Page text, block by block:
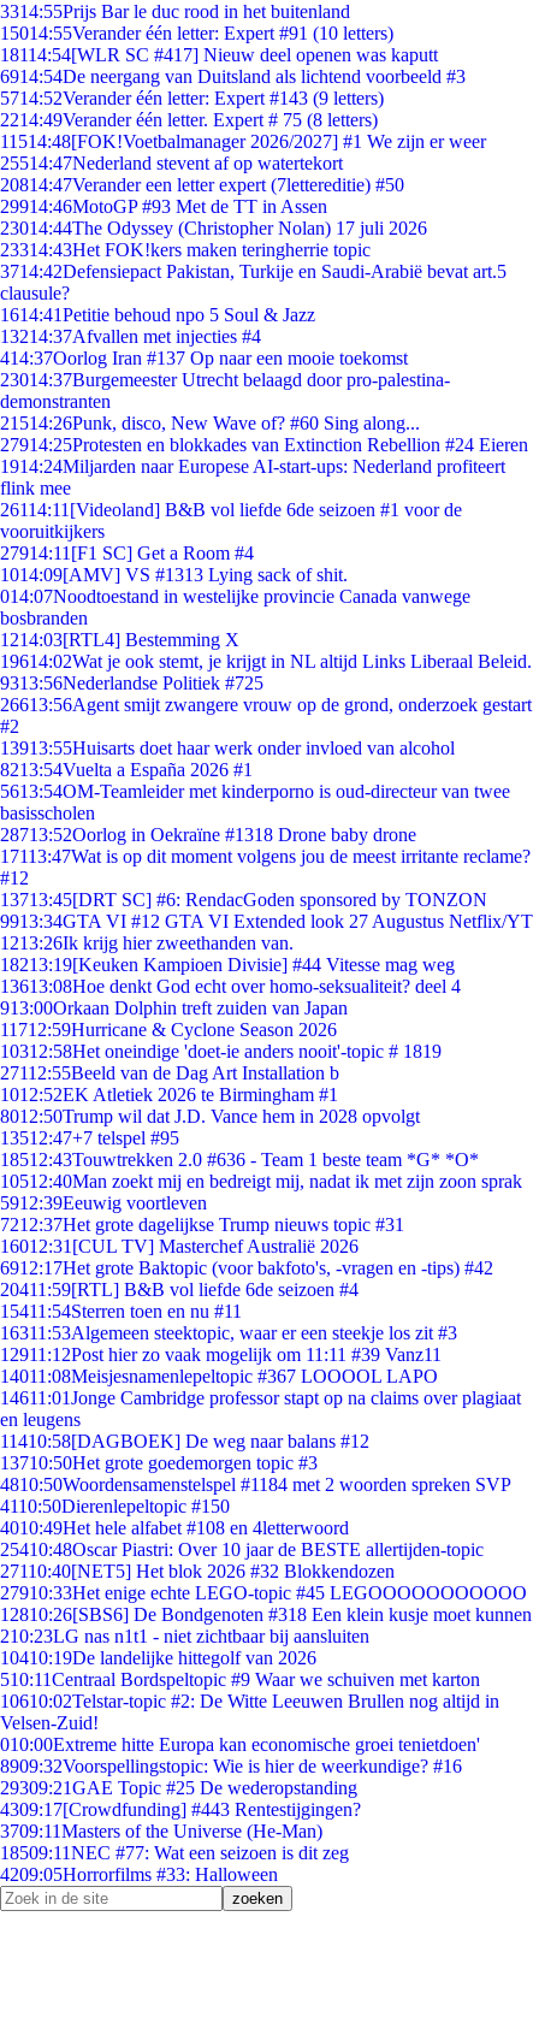
3314:55Prijs Bar le duc rood in het buitenland
15014:55Verander één letter: Expert #91 (10 letters)
18114:54[WLR SC #417] Nieuw deel openen was kaputt
6914:54De neergang van Duitsland als lichtend voorbeeld #3
5714:52Verander één letter: Expert #143 (9 letters)
2214:49Verander één letter. Expert # 75 (8 letters)
11514:48[FOK!Voetbalmanager 2026/2027] #1 We zijn er weer
25514:47Nederland stevent af op watertekort
20814:47Verander een letter expert (7lettereditie) #50
29914:46MotoGP #93 Met de TT in Assen
23014:44The Odyssey (Christopher Nolan) 17 juli 2026
23314:43Het FOK!kers maken teringherrie topic
3714:42Defensiepact Pakistan, Turkije en Saudi-Arabië bevat art.5
clausule?
1614:41Petitie behoud npo 5 Soul & Jazz
13214:37Afvallen met injecties #4
414:37Oorlog Iran #137 Op naar een mooie toekomst
23014:37Burgemeester Utrecht belaagd door pro-palestina-
demonstranten
21514:26Punk, disco, New Wave of? #60 Sing along...
27914:25Protesten en blokkades van Extinction Rebellion #24 Eieren
1914:24Miljarden naar Europese AI-start-ups: Nederland profiteert
flink mee
26114:11 [Videoland] B&B vol liefde 6de seizoen #1 voor de
vooruitkijkers
27914:11 [F1 SC] Get a Room #4
1014:09[AMV] VS #1313 Lying sack of shit.
014:07Noodtoestand in westelijke provincie Canada vanwege
bosbranden
1214:03[RTL4] Bestemming X
19614:02Wat je ook stemt, je krijgt in NL altijd Links Liberaal Beleid.
9313:56Nederlandse Politiek #725
26613:56Agent smijt zwangere vrouw op de grond, onderzoek gestart
#2
13913:55Huisarts doet haar werk onder invloed van alcohol
8213:54Vuelta a España 2026 #1
5613:54OM-Teamleider met kinderporno is oud-directeur van twee
basisscholen
28713:52Oorlog in Oekraïne #1318 Drone baby drone
17113:47Wat is op dit moment volgens jou de meest irritante reclame?
#12
13713:45[DRT SC] #6: RendacGoden sponsored by TONZON
9913:34GTA VI #12 GTA VI Extended look 27 Augustus Netflix/YT
1213:26Ik krijg hier zweethanden van.
18213:19[Keuken Kampioen Divisie] #44 Vitesse mag weg
13613:08Hoe denkt God echt over homo-seksualiteit? deel 4
913:00Orkaan Dolphin treft zuiden van Japan
11712:59Hurricane & Cyclone Season 2026
10312:58Het oneindige 'doet-ie anders nooit'-topic # 1819
27112:55Beeld van de Dag Art Installation b
1012:52EK Atletiek 2026 te Birmingham #1
8012:50Trump wil dat J.D. Vance hem in 2028 opvolgt
13512:47+7 telspel #95
18512:43Touwtrekken 2.0 #636 - Team 1 beste team *G* *O*
10512:40Man zoekt mij en bedreigt mij, nadat ik met zijn zoon sprak
5912:39Eeuwig voortleven
7212:37Het grote dagelijkse Trump nieuws topic #31
16012:31 [CUL TV] Masterchef Australië 2026
6912:17Het grote Baktopic (voor bakfoto's, -vragen en -tips) #42
20411:59[RTL] B&B vol liefde 6de seizoen #4
15411:54Sterren toen en nu #11
16311:53Algemeen steektopic, waar er een steekje los zit #3
12911:12Post hier zo vaak mogelijk om 11:11 #39 Vanz11
14011:08Meisjesnamenlepeltopic #367 LOOOOL LAPO
14611:01Jonge Cambridge professor stapt op na claims over plagiaat
en leugens
11410:58[DAGBOEK] De weg naar balans #12
13710:50Het grote goedemorgen topic #3
4810:50Woordensamenstelspel #1184 met 2 woorden spreken SVP
4110:50Dierenlepeltopic #150
4010:49Het hele alfabet #108 en 4letterwoord
25410:48Oscar Piastri: Over 10 jaar de BESTE allertijden-topic
27110:40[NET5] Het blok 2026 #32 Blokkendozen
27910:33Het enige echte LEGO-topic #45 LEGOOOOOOOOOOO
12810:26[SBS6] De Bondgenoten #318 Een klein kusje moet kunnen
210:23LG nas n1t1 - niet zichtbaar bij aansluiten
10410:19De landelijke hittegolf van 2026
510:11Centraal Bordspeltopic #9 Waar we schuiven met karton
10610:02Telstar-topic #2: De Witte Leeuwen Brullen nog altijd in
Velsen-Zuid!
010:00Extreme hitte Europa kan economische groei tenietdoen'
8909:32Voorspellingstopic: Wie is hier de weerkundige? #16
29309:21GAE Topic #25 De wederopstanding
4309:17[Crowdfunding] #443 Rentestijgingen?
3709:11Masters of the Universe (He-Man)
18509:11NEC #77: Wat een seizoen is dit zeg
4209:05Horrorfilms #33: Halloween